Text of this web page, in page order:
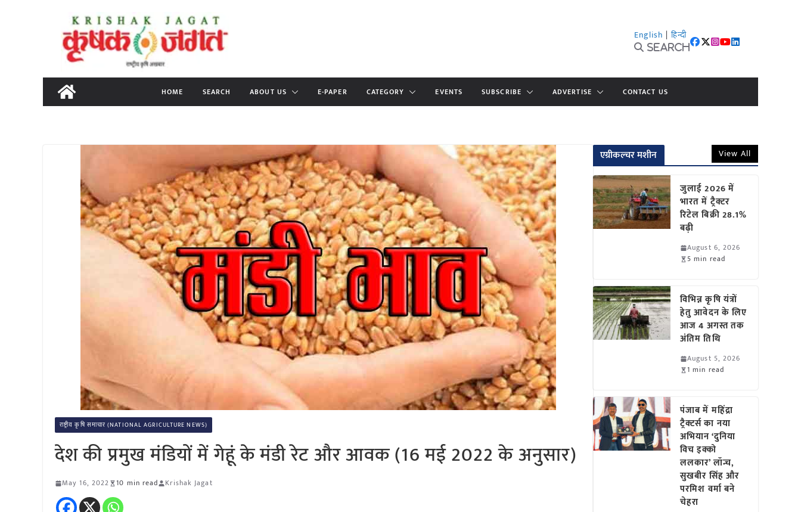
content
English | हिन्दी
Search
HOME SEARCH ABOUT US E-PAPER CATEGORY EVENTS SUBSCRIBE ADVERTISE CONTACT US
राष्ट्रीय कृषि समाचार (NATIONAL AGRICULTURE NEWS)
देश की प्रमुख मंडियों में गेहूं के मंडी रेट और आवक (16 मई 2022 के अनुसार)
May 16, 2022 10 min read Krishak Jagat
एग्रीकल्चर मशीन View All
जुलाई 2026 में
भारत में ट्रैक्टर
रिटेल बिक्री 28.1%
बढ़ी
August 6, 2026
5 min read
विभिन्न कृषि यंत्रों
हेतु आवेदन के लिए
आज 4 अगस्त तक
अंतिम तिथि
August 5, 2026
1 min read
पंजाब में महिंद्रा
ट्रैक्टर्स का नया
अभियान ‘दुनिया
विच इक्को
ललकार’ लॉन्च,
सुखबीर सिंह और
परमिश वर्मा बने
चेहरा